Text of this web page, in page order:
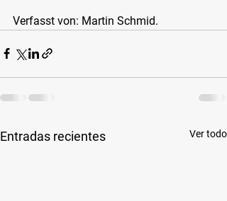
Verfasst von: Martin Schmid.
Entradas recientes Ver todo